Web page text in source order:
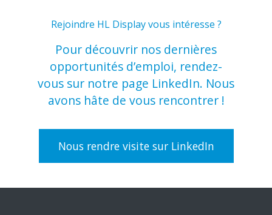
Rejoindre HL Display vous intéresse ?
Pour découvrir nos dernières
opportunités d’emploi, rendez-
vous sur notre page LinkedIn. Nous
avons hâte de vous rencontrer !
Nous rendre visite sur LinkedIn